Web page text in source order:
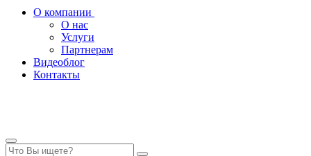
О компании
О нас
Услуги
Партнерам
Видеоблог
Контакты